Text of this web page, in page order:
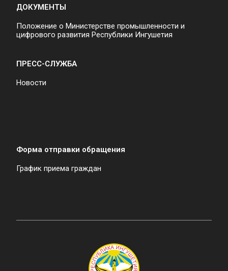
ДОКУМЕНТЫ
Положение о Министерстве промышленности и
цифрового развития Республики Ингушетия
ПРЕСС-СЛУЖБА
Новости
Форма отправки обращения
График приема граждан